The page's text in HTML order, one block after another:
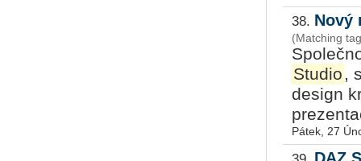
38. Nový
(Matching
Studio ,
design
Pátek, 27